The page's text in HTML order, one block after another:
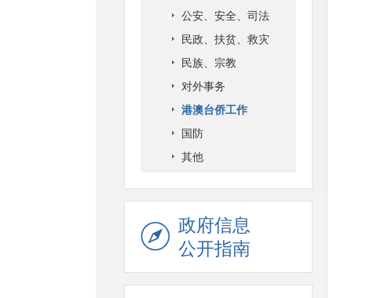
公安、安全、司法
民政、扶贫、救灾
民族、宗教
对外事务
港澳台侨工作
国防
其他
政府信息
公开指南